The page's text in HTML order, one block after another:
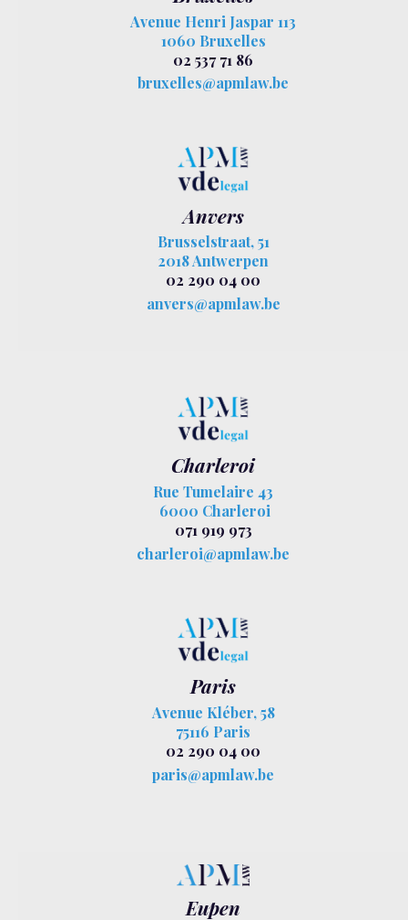
Avenue Henri Jaspar 113
1060 Bruxelles
02 537 71 86
bruxelles@apmlaw.be
Anvers
Brusselstraat, 51
2018 Antwerpen
02 290 04 00
anvers@apmlaw.be
Charleroi
Rue Tumelaire 43
6000 Charleroi
071 919 973
charleroi@apmlaw.be
Paris
Avenue Kléber, 58
75116 Paris
02 290 04 00
paris@apmlaw.be
Eupen